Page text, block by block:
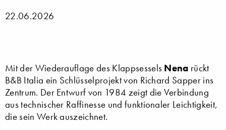
22.06.2026
Mit der Wiederauflage des Klappsessels Nena rückt
B&B Italia ein Schlüsselprojekt von Richard Sapper ins
Zentrum. Der Entwurf von 1984 zeigt die Verbindung
aus technischer Raffinesse und funktionaler Leichtigkeit,
die sein Werk auszeichnet.